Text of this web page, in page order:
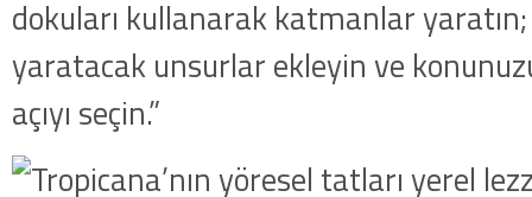
dokuları kullanarak katmanlar yaratın;
yaratacak unsurlar ekleyin ve
açıyı seçin.”